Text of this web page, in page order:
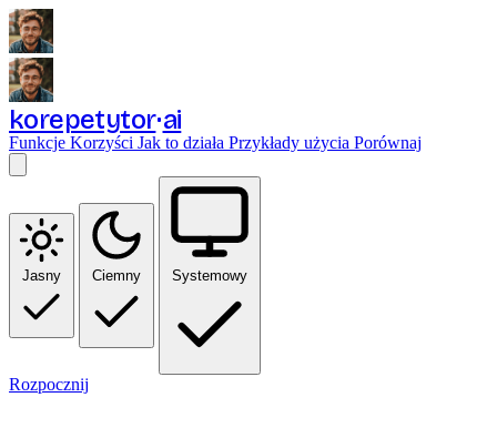
korepetytor ai
Funkcje Korzyści Jak to działa Przykłady użycia Porównaj
Jasny Ciemny Systemowy
Rozpocznij